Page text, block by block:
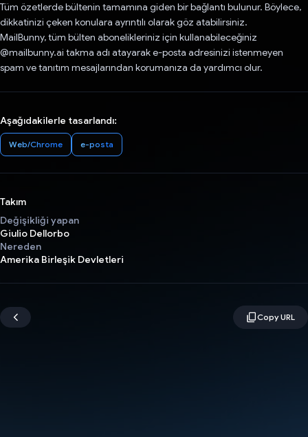
Tüm özetlerde bültenin tamamına giden bir bağlantı bulunur. Böylece,
dikkatinizi çeken konulara ayrıntılı olarak göz atabilirsiniz.
MailBunny, tüm bülten abonelikleriniz için kullanabileceğiniz
@mailbunny.ai takma adı atayarak e-posta adresinizi istenmeyen
spam ve tanıtım mesajlarından korumanıza da yardımcı olur.
Aşağıdakilerle tasarlandı:
Web/Chrome e-posta
Takım
Değişikliği yapan
Giulio Dellorbo
Nereden
Amerika Birleşik Devletleri